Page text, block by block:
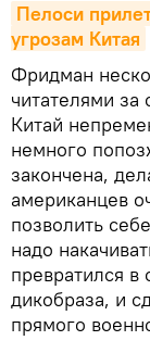
Пелоси
угрозам Китая
Фридман
читателями за
Китай
немного
закончена,
американцев
позволить
надо
превратился
дикобраза, и
прямого